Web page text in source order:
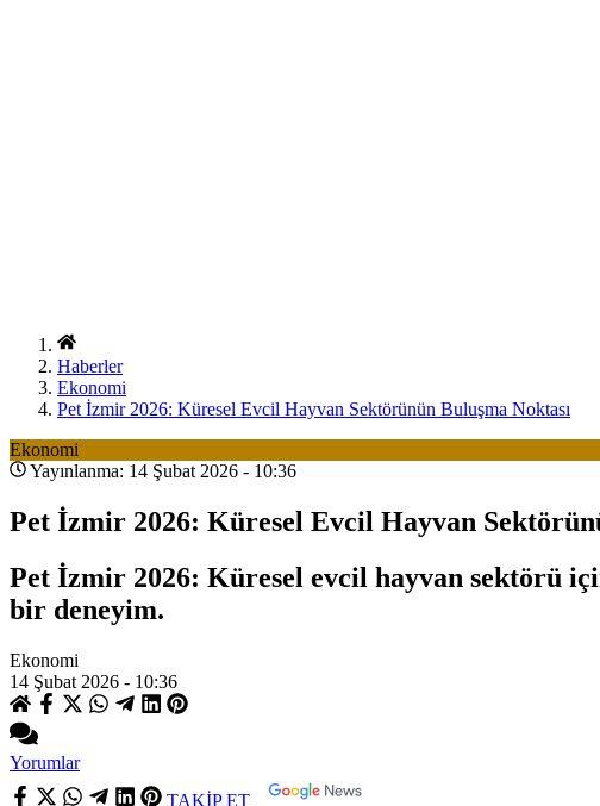
Haberler
Ekonomi
Pet İzmir 2026: Küresel Evcil Hayvan Sektörünün Buluşma Noktası
Ekonomi
Yayınlanma: 14 Şubat 2026 - 10:36
Pet İzmir 2026: Küresel Evcil Hayvan
Pet İzmir 2026: Küresel evcil hayvan sektörü
bir deneyim.
Ekonomi
14 Şubat 2026 - 10:36
Yorumlar
TAKİP ET